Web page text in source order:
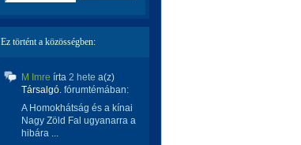
Ez történt a közösségben:
M Imre írta 2 hete a(z)
Társalgó. fórumtémában:
A Homokhátság és a kínai
Nagy Zöld Fal ugyanarra a
hibára ...